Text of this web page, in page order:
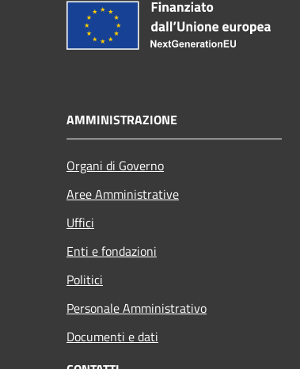
AMMINISTRAZIONE
Organi di Governo
Aree Amministrative
Uffici
Enti e fondazioni
Politici
Personale Amministrativo
Documenti e dati